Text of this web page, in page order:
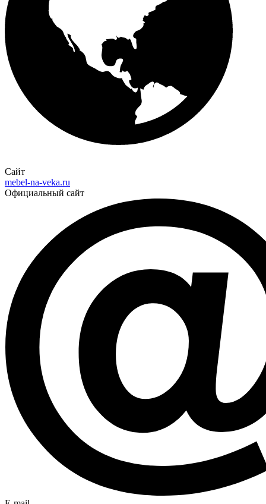
Сайт
mebel-na-veka.ru
Официальный сайт